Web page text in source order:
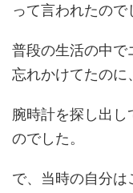
って言われたので
普段の生活の中で
忘れかけてたのに、
腕時計を探し出し
のでした。
で、当時の自分は